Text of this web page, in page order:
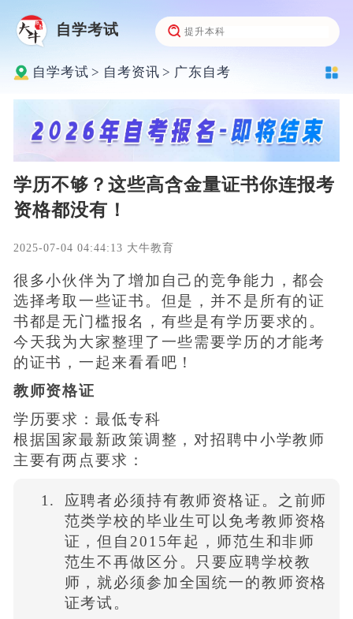
自学考试
自学考试 > 自考资讯 > 广东自考
学历不够？这些高含金量证书你连报考
资格都没有！
2025-07-04 04:44:13 大牛教育
很多小伙伴为了增加自己的竞争能力，都会
选择考取一些证书。但是，并不是所有的证
书都是无门槛报名，有些是有学历要求的。
今天我为大家整理了一些需要学历的才能考
的证书，一起来看看吧！
教师资格证
学历要求：最低专科
根据国家最新政策调整，对招聘中小学教师
主要有两点要求：
应聘者必须持有教师资格证。之前师
范类学校的毕业生可以免考教师资格
证，但自2015年起，师范生和非师
范生不再做区分。只要应聘学校教
师，就必须参加全国统一的教师资格
证考试。